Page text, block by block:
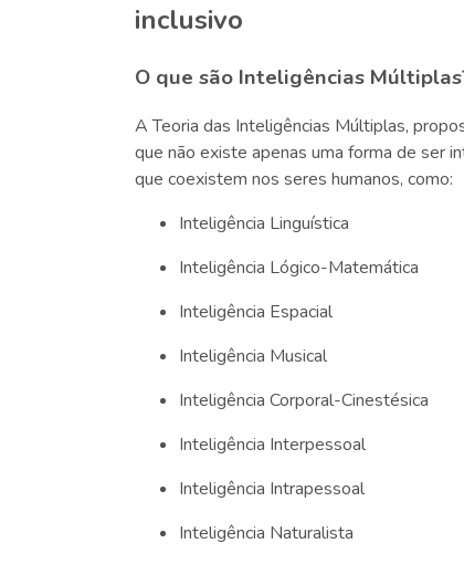
inclusivo
O que são Inteligências
A Teoria das Inteligências Múltiplas,
que não existe apenas uma forma de ser
que coexistem nos seres humanos, como:
Inteligência Linguística
Inteligência Lógico-Matemática
Inteligência Espacial
Inteligência Musical
Inteligência Corporal-Cinestésica
Inteligência Interpessoal
Inteligência Intrapessoal
Inteligência Naturalista